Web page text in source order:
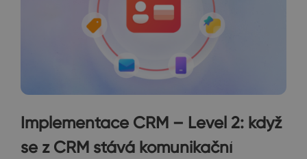
Implementace CRM – Level 2: když
se z CRM stává komunikační